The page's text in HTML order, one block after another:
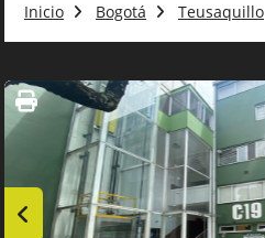
Inicio Bogotá Teusaquillo